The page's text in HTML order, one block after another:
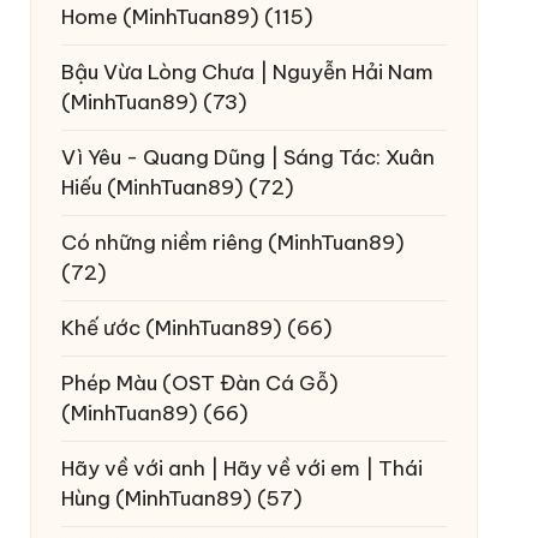
Home (MinhTuan89) (115)
Bậu Vừa Lòng Chưa | Nguyễn Hải Nam
(MinhTuan89) (73)
Vì Yêu - Quang Dũng | Sáng Tác: Xuân
Hiếu (MinhTuan89) (72)
Có những niềm riêng (MinhTuan89)
(72)
Khế ước (MinhTuan89) (66)
Phép Màu (OST Đàn Cá Gỗ)
(MinhTuan89) (66)
Hãy về với anh | Hãy về với em | Thái
Hùng (MinhTuan89) (57)